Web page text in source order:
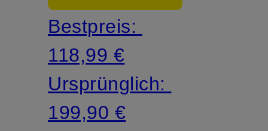
Bestpreis:
118,99 €
Ursprünglich:
199,90 €